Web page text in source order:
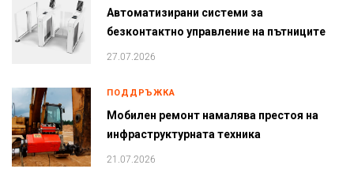
Автоматизирани системи за
безконтактно управление на пътниците
27.07.2026
ПОДДРЪЖКА
Мобилен ремонт намалява престоя на
инфраструктурната техника
21.07.2026